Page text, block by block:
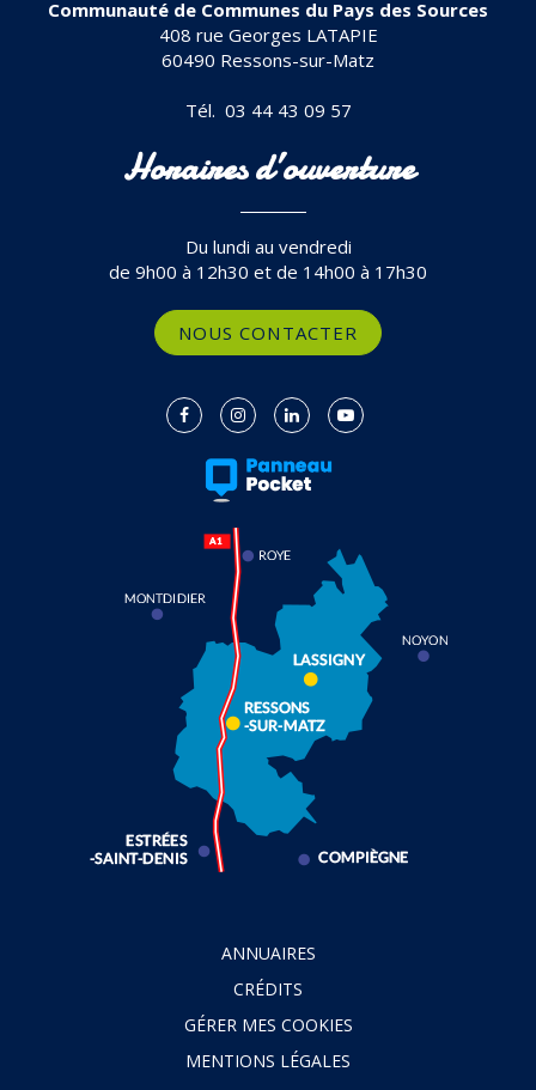
Communauté de Communes du Pays des Sources
408 rue Georges LATAPIE
60490 Ressons-sur-Matz
Tél. 03 44 43 09 57
Horaires d’ouverture
Du lundi au vendredi
de 9h00 à 12h30 et de 14h00 à 17h30
NOUS CONTACTER
Lien
compte
Lien
le
compte
Lien
le
compte
Lien
ANNUAIRES
CRÉDITS
GÉRER MES COOKIES
MENTIONS LÉGALES